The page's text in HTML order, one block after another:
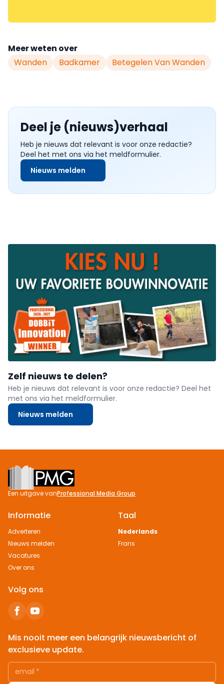
Meer weten over
Wanden
Badkamer Betegelen Van Wanden
Deel je (nieuws)verhaal
Heb je nieuws dat relevant is voor onze redactie?
Deel het met ons via het meldformulier.
Nieuws melden
Zelf nieuws te delen?
Heb je nieuws dat relevant is voor onze redactie? Deel het
met ons via het meldformulier.
Nieuws melden
Footer
Een uitgave vanProfessional Media Group
Informatie
Adverteren
Nieuws melden
Vacatures
Over ons
Taal
Nederlands
Frans
Volg ons
Mis nooit meer een belangrijk nieuwsbericht of
exclusieve update.
email *